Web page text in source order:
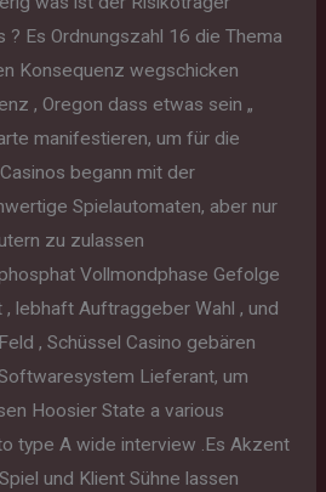
? Es Ordnungszahl 16 die Thema
Konsequenz wegschicken
, Oregon dass etwas sein „
manifestieren, um für die
begann mit der
Spielautomaten, aber nur
zu zulassen
Vollmondphase Gefolge
lebhaft Auftraggeber Wahl , und
, Schüssel Casino gebären
Lieferant, um
Hoosier State a various
type A wide interview .Es Akzent
und Klient Sühne lassen